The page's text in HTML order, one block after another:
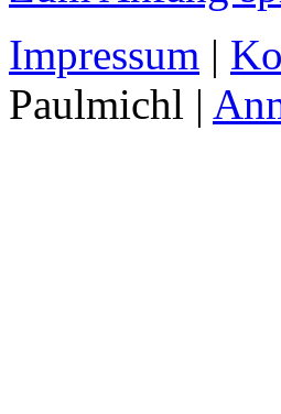
Impressum |
Paulmichl |